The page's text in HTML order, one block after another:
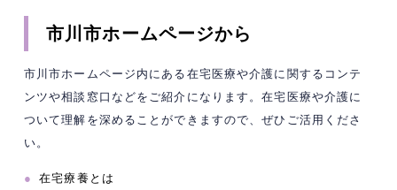
市川市ホームページから
市川市ホームページ内にある在宅医療や介護に関するコンテ
ンツや相談窓口などをご紹介になります。在宅医療や介護に
ついて理解を深めることができますので、ぜひご活用くださ
い。
● 在宅療養とは